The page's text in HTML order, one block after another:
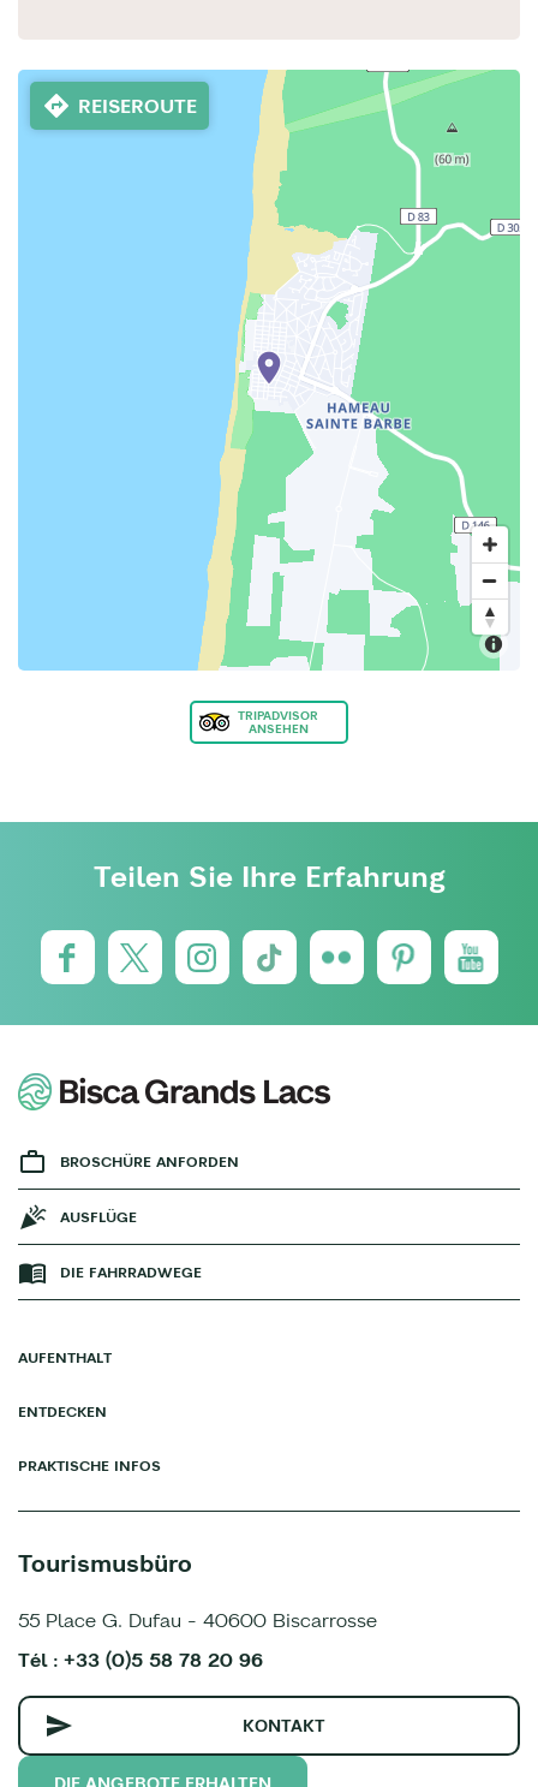
REISEROUTE
TRIPADVISOR
ANSEHEN
Teilen Sie Ihre Erfahrung
BROSCHÜRE ANFORDEN
AUSFLÜGE
DIE FAHRRADWEGE
AUFENTHALT
ENTDECKEN
PRAKTISCHE INFOS
Tourismusbüro
55 Place G. Dufau - 40600 Biscarrosse
Tél : +33 (0)5 58 78 20 96
KONTAKT